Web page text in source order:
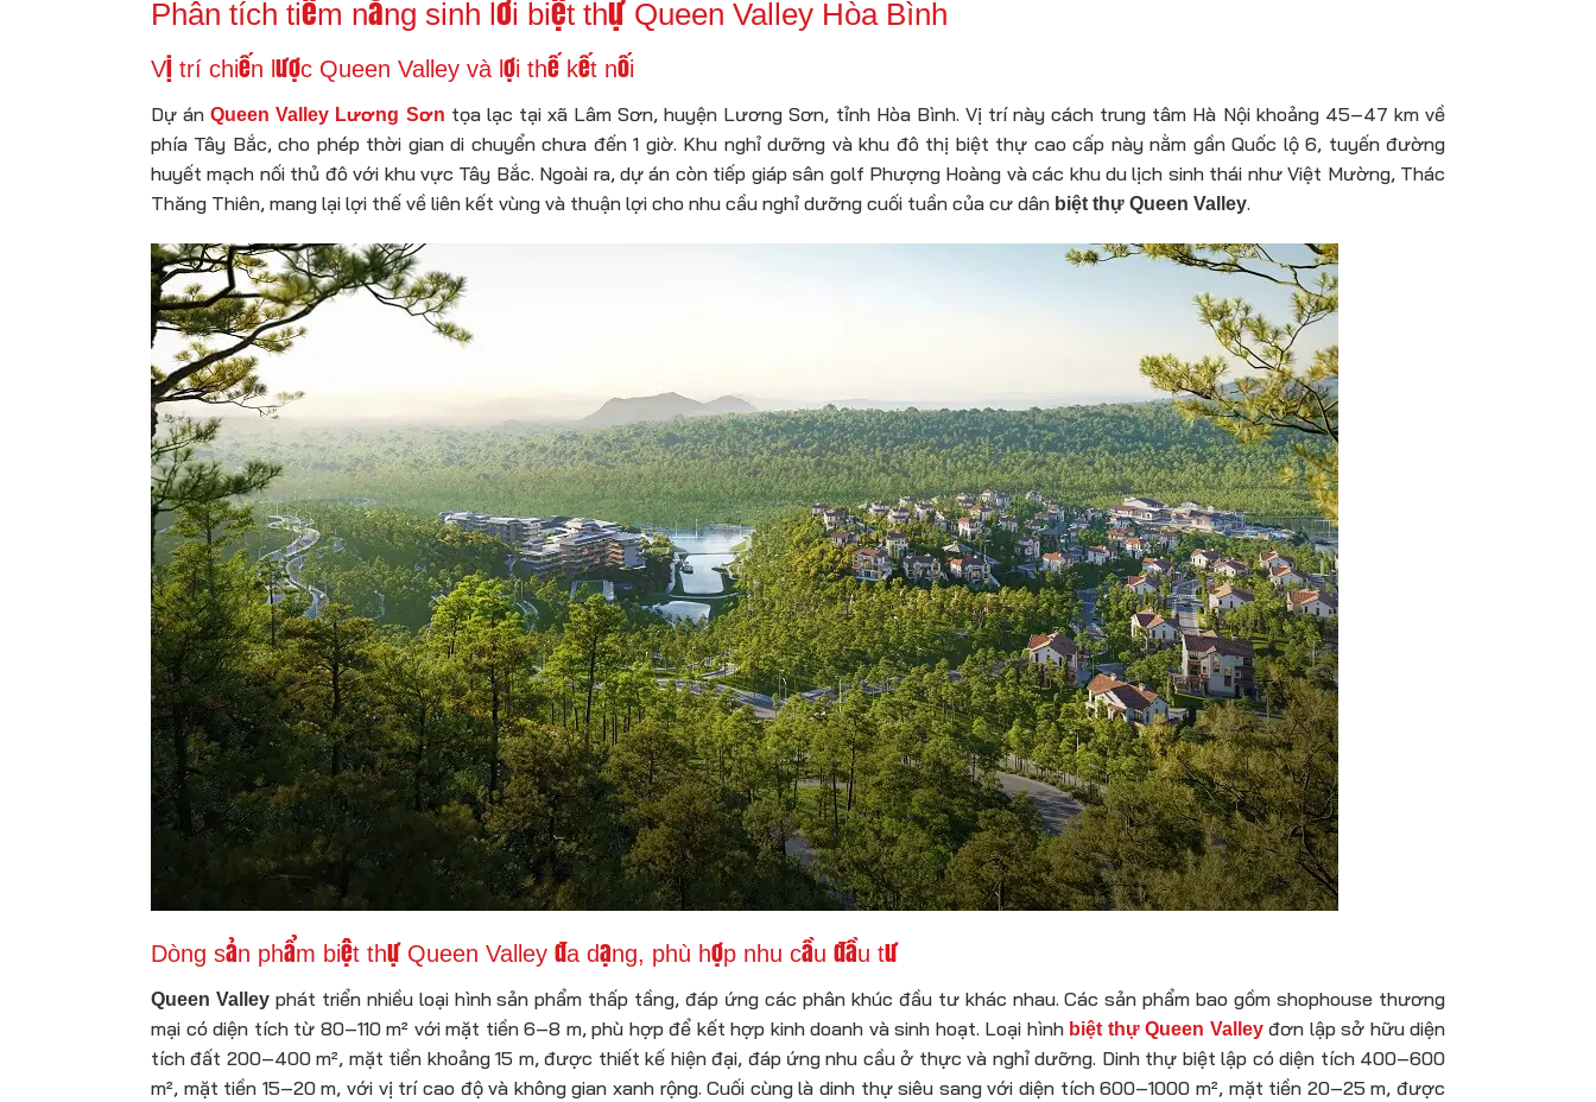
Phân tích tiềm năng sinh lời biệt thự Queen Valley Hòa Bình
Vị trí chiến lược Queen Valley và lợi thế kết nối
Dự ánQueen Valley Lương Sơn tọa lạc tại xã Lâm Sơn, huyện Lương Sơn, tỉnh Hòa Bình. Vị trí này cách trung tâm Hà Nội khoảng 45–47 km về
phía Tây Bắc, cho phép thời gian di chuyển chưa đến 1 giờ. Khu nghỉ dưỡng và khu đô thị biệt thự cao cấp này nằm gần Quốc lộ 6, tuyến đường
huyết mạch nối thủ đô với khu vực Tây Bắc. Ngoài ra, dự án còn tiếp giáp sân golf Phượng Hoàng và các khu du lịch sinh thái như Việt Mường, Thác
Thăng Thiên, mang lại lợi thế về liên kết vùng và thuận lợi cho nhu cầu nghỉ dưỡng cuối tuần của cư dân biệt thự Queen Valley.
Dòng sản phẩm biệt thự Queen Valley đa dạng, phù hợp nhu cầu đầu tư
Queen Valleyphát triển nhiều loại hình sản phẩm thấp tầng, đáp ứng các phân khúc đầu tư khác nhau. Các sản phẩm bao gồm shophouse thương
mại có diện tích từ 80–110 m² với mặt tiền 6–8 m, phù hợp để kết hợp kinh doanh và sinh hoạt. Loại hình biệt thự Queen Valleyđơn lập sở hữu diện
tích đất 200–400 m², mặt tiền khoảng 15 m, được thiết kế hiện đại, đáp ứng nhu cầu ở thực và nghỉ dưỡng. Dinh thự biệt lập có diện tích 400–600
m², mặt tiền 15–20 m, với vị trí cao độ và không gian xanh rộng. Cuối cùng là dinh thự siêu sang với diện tích 600–1000 m², mặt tiền 20–25 m, được